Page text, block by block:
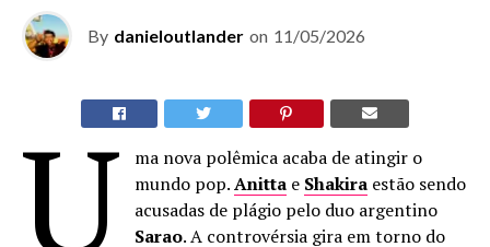
By danieloutlander on 11/05/2026
U
ma nova polêmica acaba de atingir o
mundo pop.Anitta e Shakira estão sendo
acusadas de plágio pelo duo argentino
Sarao. A controvérsia gira em torno do